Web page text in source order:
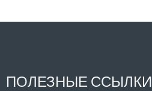
ПОЛЕЗНЫЕ ССЫЛКИ